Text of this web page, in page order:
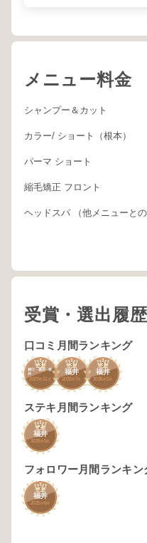
メニュー料金
シャンプー＆カット
カラー/ ショート（根本）
パーマ ショート
縮毛矯正 フロント
ヘッドスパ （他メニューとの
受賞・選出履歴
口コミ月間ランキング
3
鯖江・越前・坂
井
2025年 11
3
福井
2025年 7
3
福井
2025年 5月
ステキ月間ランキング
2
福井
2025年 5月
フォロワー月間ランキン
3
福井
2025年 6月